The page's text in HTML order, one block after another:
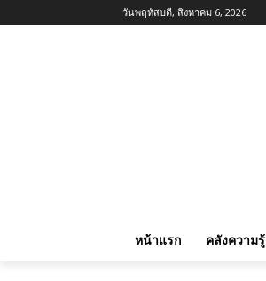
วันพฤหัสบดี, สิงหาคม 6, 2026
หน้าแรก คลังความรู้